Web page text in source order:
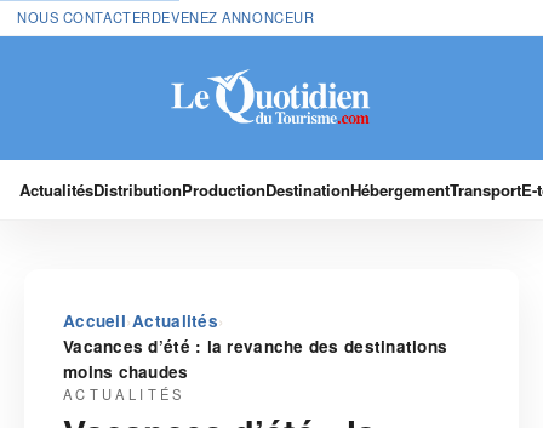
NOUS CONTACTERDEVENEZ ANNONCEUR
ActualitésDistributionProductionDestinationHébergementTransport
Accueil›Actualités›
Vacances d’été : la revanche des destinations
moins chaudes
ACTUALITÉS